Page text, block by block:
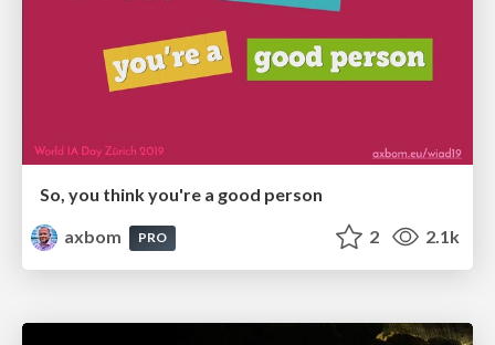
So, you think you're a good person
axbom
PRO 2 2.1k